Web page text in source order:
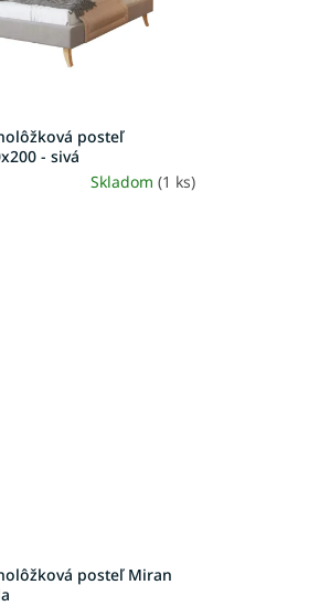
posteľ
- sivá
Skladom (1 ks)
posteľ Miran